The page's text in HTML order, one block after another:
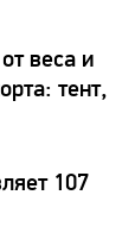
веса и
тент,
107